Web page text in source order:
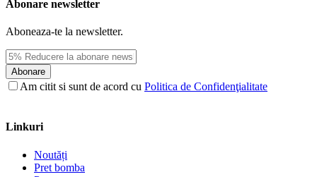
Abonare newsletter
Aboneaza-te la newsletter.
Abonare
Am citit si sunt de acord cu Politica de Confidenţialitate
Linkuri
Noutăți
Pret bomba